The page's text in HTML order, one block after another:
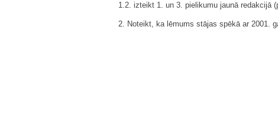
1.2. izteikt 1. un 3. pielikumu jaunā redakcijā
2. Noteikt, ka lēmums stājas spēkā ar 2001.